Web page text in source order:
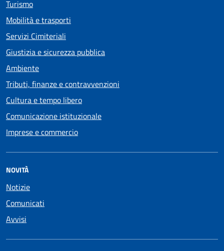
Turismo
Mobilità e trasporti
Servizi Cimiteriali
Giustizia e sicurezza pubblica
Ambiente
Tributi, finanze e contravvenzioni
Cultura e tempo libero
Comunicazione istituzionale
Imprese e commercio
NOVITÀ
Notizie
Comunicati
Avvisi